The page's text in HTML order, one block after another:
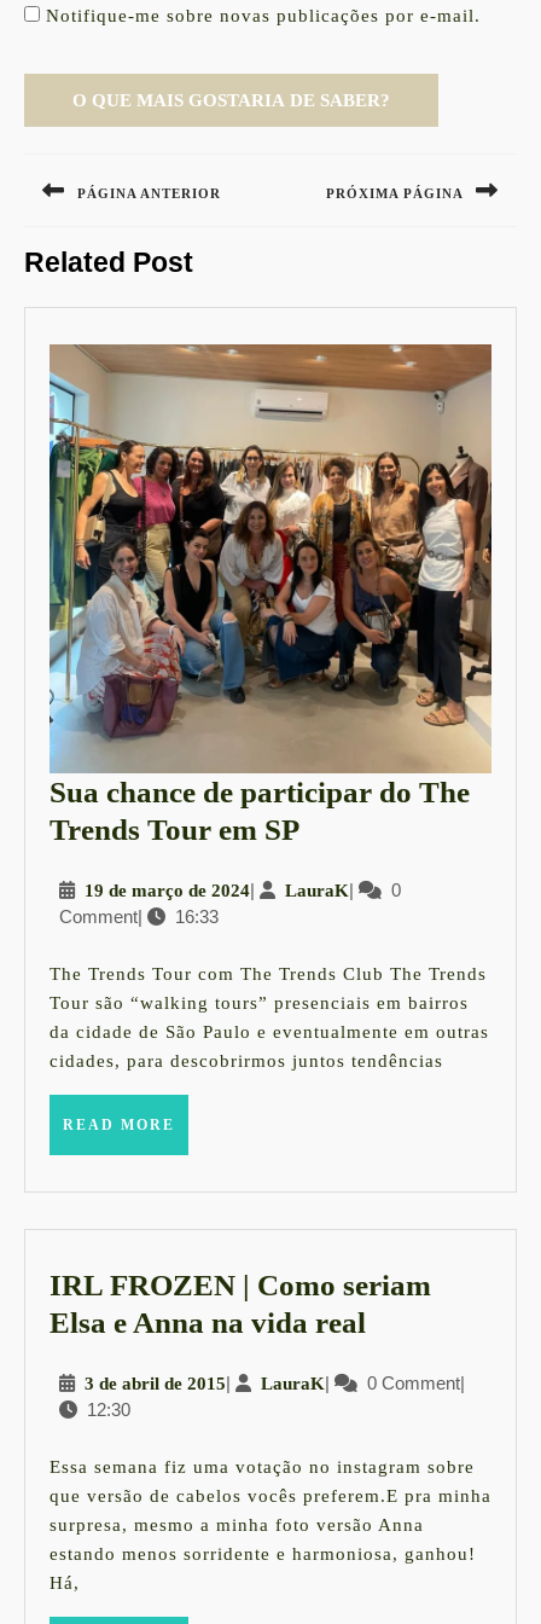
Notifique-me sobre novas publicações por e-mail.
de
PÁGINA ANTERIOR
post:
PRÓXIMA PÁGINA
Related Post
Sua chance de participar do The
Trends Tour em SPSua
de
do
The
Trends
19 de março de 202419
de
2024
| LauraKLauraK
|
0
Comment| 16:33
The Trends Tour com The Trends Club The Trends
Tour são “walking tours” presenciais em bairros
da cidade de São Paulo e eventualmente em outras
cidades, para descobrirmos juntos tendências
READ MORE
IRL FROZEN | Como seriam
Elsa e Anna na vida real
|
seriam
Elsa
e
Anna
3 de abril de 20153
de
| LauraKLauraK
| 0 Comment|
12:30
Essa semana fiz uma votação no instagram sobre
que versão de cabelos vocês preferem.E pra minha
surpresa, mesmo a minha foto versão Anna
estando menos sorridente e harmoniosa, ganhou!
Há,